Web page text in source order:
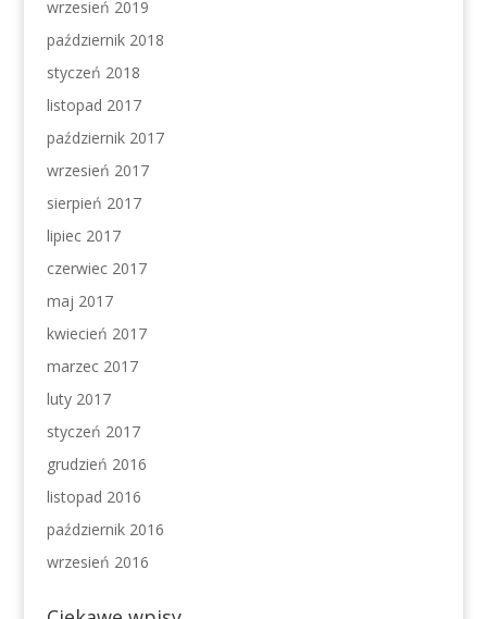
wrzesień 2019
październik 2018
styczeń 2018
listopad 2017
październik 2017
wrzesień 2017
sierpień 2017
lipiec 2017
czerwiec 2017
maj 2017
kwiecień 2017
marzec 2017
luty 2017
styczeń 2017
grudzień 2016
listopad 2016
październik 2016
wrzesień 2016